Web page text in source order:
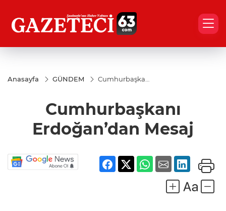
Anasayfa GÜNDEM
Cumhurbaşkanı
Cumhurbaşkanı
Erdoğan’dan Mesaj